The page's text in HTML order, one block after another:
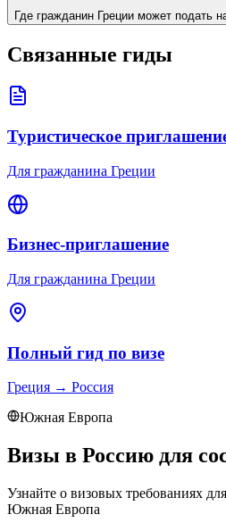
Где гражданин Греции может подать
Связанные гиды
Туристическое
Для гражданина Греции
Бизнес-приглашение
Для гражданина Греции
Полный гид по визе
Греция → Россия
Южная Европа
Визы в Россию для
Узнайте о визовых требованиях
Южная Европа